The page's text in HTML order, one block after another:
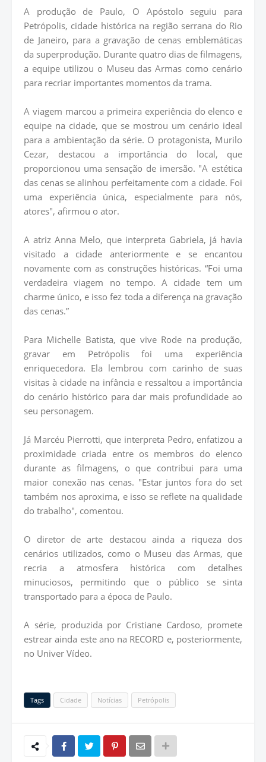
A produção de Paulo, O Apóstolo seguiu para
Petrópolis, cidade histórica na região serrana do Rio
de Janeiro, para a gravação de cenas emblemáticas
da superprodução. Durante quatro dias de filmagens,
a equipe utilizou o Museu das Armas como cenário
para recriar importantes momentos da trama.
A viagem marcou a primeira experiência do elenco e
equipe na cidade, que se mostrou um cenário ideal
para a ambientação da série. O protagonista, Murilo
Cezar, destacou a importância do local, que
proporcionou uma sensação de imersão. "A estética
das cenas se alinhou perfeitamente com a cidade. Foi
uma experiência única, especialmente para nós,
atores", afirmou o ator.
A atriz Anna Melo, que interpreta Gabriela, já havia
visitado a cidade anteriormente e se encantou
novamente com as construções históricas. “Foi uma
verdadeira viagem no tempo. A cidade tem um
charme único, e isso fez toda a diferença na gravação
das cenas.”
Para Michelle Batista, que vive Rode na produção,
gravar em Petrópolis foi uma experiência
enriquecedora. Ela lembrou com carinho de suas
visitas à cidade na infância e ressaltou a importância
do cenário histórico para dar mais profundidade ao
seu personagem.
Já Marcéu Pierrotti, que interpreta Pedro, enfatizou a
proximidade criada entre os membros do elenco
durante as filmagens, o que contribui para uma
maior conexão nas cenas. "Estar juntos fora do set
também nos aproxima, e isso se reflete na qualidade
do trabalho", comentou.
O diretor de arte destacou ainda a riqueza dos
cenários utilizados, como o Museu das Armas, que
recria a atmosfera histórica com detalhes
minuciosos, permitindo que o público se sinta
transportado para a época de Paulo.
A série, produzida por Cristiane Cardoso, promete
estrear ainda este ano na RECORD e, posteriormente,
no Univer Vídeo.
Tags Cidade Notícias Petrópolis